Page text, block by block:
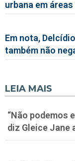
urbana em áreas
Em nota,
também não
LEIA MAIS
“Não podemos
diz Gleice Jane